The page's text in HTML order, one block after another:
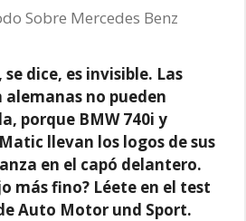
Sobre Mercedes Benz
dice, es invisible. Las
no pueden
porque BMW 740i y
llevan los logos de sus
en el capó delantero.
más fino? Léete en el test
Auto Motor und Sport.